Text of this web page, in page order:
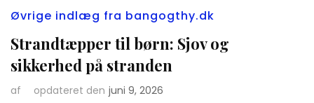
Øvrige indlæg fra bangogthy.dk
Strandtæpper til børn: Sjov og
sikkerhed på stranden
af opdateret den juni 9, 2026